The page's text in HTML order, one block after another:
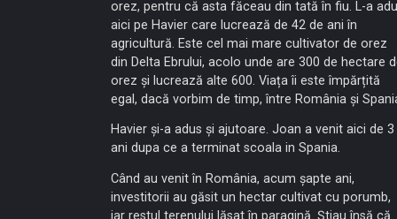
orez, pentru că asta făceau din tată în fiu. L-a
aici pe Havier care lucrează de 42 de ani în
agricultură. Este cel mai mare cultivator de orez
din Delta Ebrului, acolo unde are 300 de hectare
orez și lucrează alte 600. Viața îi este împărțită
egal, dacă vorbim de timp, între România și
Havier și-a adus și ajutoare. Joan a venit aici de 3
ani dupa ce a terminat scoala in Spania.
Când au venit în România, acum șapte ani,
investitorii au găsit un hectar cultivat cu porumb,
iar restul terenului lăsat în paragină. Știau însă că